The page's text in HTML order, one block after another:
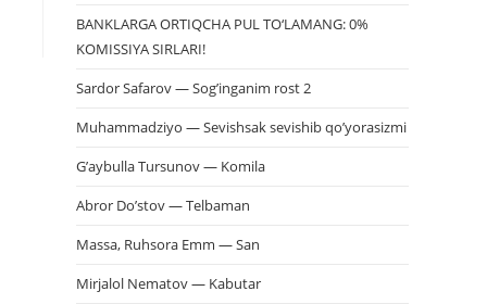
BANKLARGA ORTIQCHA PUL TO‘LAMANG: 0%
KOMISSIYA SIRLARI!
Sardor Safarov — Sog’inganim rost 2
Muhammadziyo — Sevishsak sevishib qo’yorasizmi
G’aybulla Tursunov — Komila
Abror Do’stov — Telbaman
Massa, Ruhsora Emm — San
Mirjalol Nematov — Kabutar